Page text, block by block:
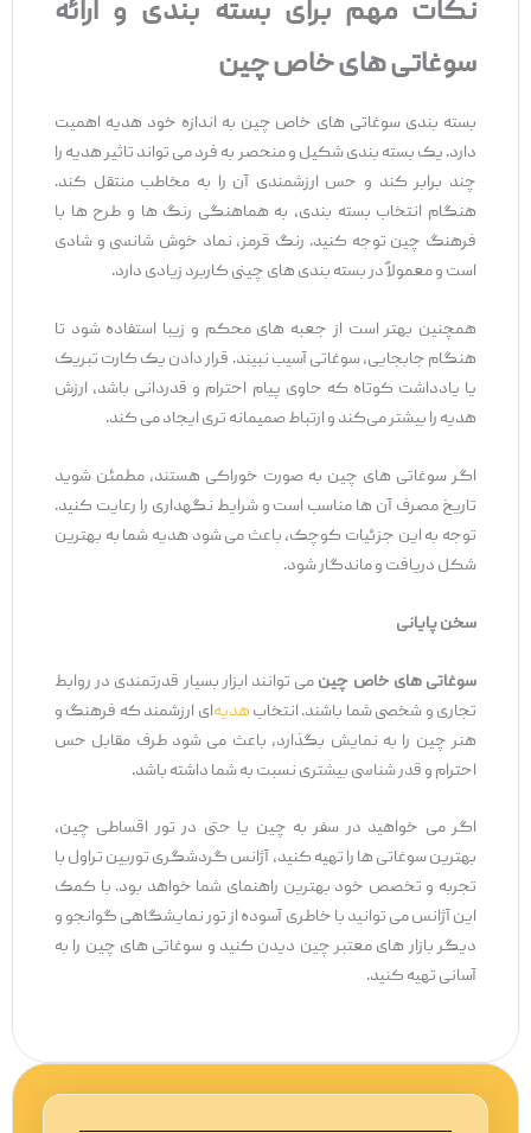
نکات مهم برای بسته
‌بندی و ارائه
سوغاتی‌های خاص چین
بسته ‌بندی سوغاتی ‌های خاص چین به اندازه خود هدیه اهمیت
دارد. یک بسته‌ بندی شکیل و منحصر به ‌فرد می ‌تواند تاثیر هدیه را
چند برابر کند و حس ارزشمندی آن را به مخاطب منتقل کند.
هنگام انتخاب بسته ‌بندی، به هماهنگی رنگ ‌ها و طرح‌ ها با
فرهنگ چین توجه کنید. رنگ قرمز، نماد خوش ‌شانسی و شادی
است و معمولاً در بسته ‌بندی‌ های چینی کاربرد زیادی دارد.
همچنین بهتر است از جعبه ‌های محکم و زیبا استفاده شود تا
هنگام جابجایی، سوغاتی آسیب نبیند. قرار دادن یک کارت تبریک
یا یادداشت کوتاه که حاوی پیام احترام و قدردانی باشد، ارزش
هدیه را بیشتر می‌کند و ارتباط صمیمانه ‌تری ایجاد می ‌کند.
اگر سوغاتی ‌های چین به صورت خوراکی هستند، مطمئن شوید
تاریخ مصرف آن ها مناسب است و شرایط نگهداری را رعایت کنید.
توجه به این جزئیات کوچک، باعث می ‌شود هدیه شما به بهترین
شکل دریافت و ماندگار شود.
سخن پایانی
سوغاتی‌های خاص چینمی ‌توانند ابزار بسیار قدرتمندی در روابط
تجاری و شخصی شما باشند. انتخابهدیه‌ای ارزشمند که فرهنگ و
هنر چین را به نمایش بگذارد، باعث می ‌شود طرف مقابل حس
احترام و قدر شناسی بیشتری نسبت به شما داشته باشد.
اگر می‌ خواهید در سفر به چین یا حتی در تور اقساطی چین،
بهترین سوغاتی ‌ها را تهیه کنید، آژانس گردشگری توربین تراول با
تجربه و تخصص خود بهترین راهنمای شما خواهد بود. با کمک
این آژانس می ‌توانید با خاطری آسوده از تور نمایشگاهی گوانجو و
دیگر بازار های معتبر چین دیدن کنید و سوغاتی‌ های چین را به
آسانی تهیه کنید.